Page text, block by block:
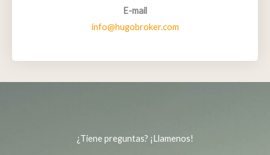
E-mail
info@hugobroker.com
¿Tiene preguntas? ¡Llamenos!